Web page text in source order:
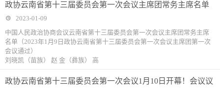
政协云南省第十三届委员会第一次会议主席团常务主席名单
2023-01-09
中国人民政治协商会议云南省第十三届委员会第一次会议主席团常务主席
名单（2023年1月9日政协云南省第十三届委员会第一次会议主席团第一次
会议通过）
刘晓凯（苗族） 赵 金（彝族） 高
政协云南省第十三届委员会第一次会议1月10日开幕！会议议